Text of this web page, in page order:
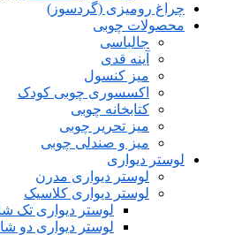
چراغ رومیزی (گردسوز)
محصولات چوبی
جالباسی
آینه قدی
میز کنسول
اکسسوری چوبی کودک
کتابخانه چوبی
میز تحریر چوبی
میز و صندلی چوبی
لوستر دیواری
لوستر دیواری مدرن
لوستر دیواری کلاسیک
لوستر دیواری تک
لوستر دیواری دو